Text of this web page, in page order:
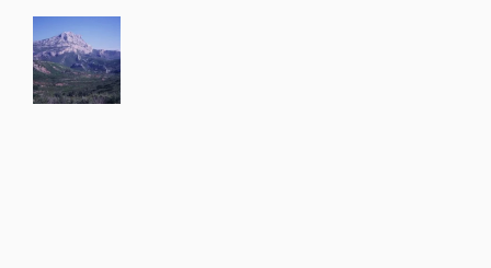
Aller
contenu
principal